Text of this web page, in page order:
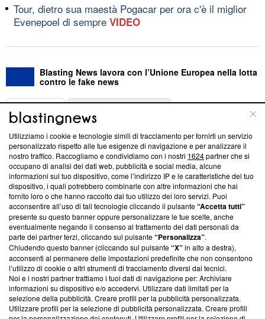
Tour, dietro sua maestà Pogacar per ora c'è il miglior
Evenepoel di sempre VIDEO
Blasting News lavora con l’Unione Europea nella lotta
contro le fake news
ABOUT
Questa sezione offre informazioni trasparenti su Blasting
News, sui nostri processi editoriali e su come ci impegniamo a
creare news di qualità. Inoltre, afferma la nostra aderenza a
‘Trust Project - News with Integrity’Blasting News non è
ancora membro del programma, ma ha richiesto di farne
parte; Trust Project non ha ancora effettuato una verifica di
conformità agli standard.
Su di noi
Team editoriale
Corporate
Redazione
Utilizziamo i cookie e tecnologie simili di tracciamento per fornirti un servizio
personalizzato rispetto alle tue esigenze di navigazione e per analizzare il
nostro traffico. Raccogliamo e condividiamo con i nostri 1624partner che si
occupano di analisi dei dati web, pubblicità e social media, alcune
informazioni sul tuo dispositivo, come l’indirizzo IP e le caratteristiche del tuo
dispositivo, i quali potrebbero combinarle con altre informazioni che hai
fornito loro o che hanno raccolto dal tuo utilizzo dei loro servizi. Puoi
acconsentire all’uso di tali tecnologie cliccando il pulsante“Accetta tutti”
presente su questo banner oppure personalizzare le tue scelte, anche
eventualmente negando il consenso al trattamento dei dati personali da
parte dei partner terzi, cliccando sul pulsante“Personalizza”.
Chiudendo questo banner (cliccando sul pulsante“X”in alto a destra),
acconsenti al permanere delle impostazioni predefinite che non consentono
l’utilizzo di cookie o altri strumenti di tracciamento diversi dai tecnici.
Noi e i nostri partner trattiamo i tuoi dati di navigazione per: Archiviare
informazioni su dispositivo e/o accedervi. Utilizzare dati limitati per la
selezione della pubblicità. Creare profili per la pubblicità personalizzata.
Utilizzare profili per la selezione di pubblicità personalizzata. Creare profili